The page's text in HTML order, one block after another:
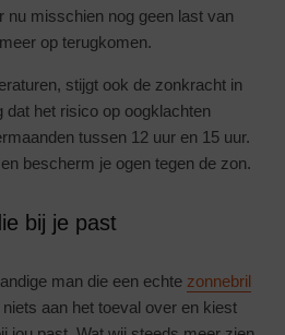
nu misschien nog geen last van
op terugkomen.
stijgt ook de zonkracht in
dat het risico op oogklachten
tussen 12 uur en 15 uur.
bescherm je ogen tegen de zon.
bij je past
man die een echte zonnebril
aan het toeval over en kiest